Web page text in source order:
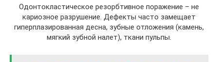
Одонтокластическое резорбтивное поражение – не
кариозное разрушение. Дефекты часто замещает
гиперплазированная десна, зубные отложения (камень,
мягкий зубной налет), ткани пульпы.